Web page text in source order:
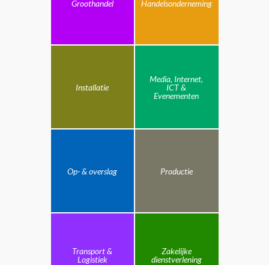
Groothandel Handelsonderneming
Installatie
Media, Internet,
ICT &
Evenementen
Op- & overslag Productie
Transport &
Logistiek
Zakelijke
dienstverlening